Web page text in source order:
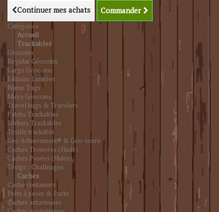
Continuer mes achats Commander
Catégories
Accueil
Trackables
Géocoins
Regular Géocoins
Large Géocoins
Editions Limitées
Name Tags
Micro Géocoins
Travel bugs & Travelers
Patchs Trackables
Stickers Trackables
Textile trackable
Geo Achievement® & Geo-score
Caches Trouvées (Finds)
Caches Posées (Hides)
Temps / Challenges
Caches
Cache containers
Prêts à poser & Packs
Caches astucieuses